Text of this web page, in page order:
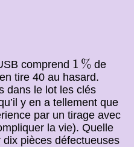
comprend 1 %
1 %de
tire 40 au hasard.
dans le lot les clés
y en a tellement que
par un tirage avec
la vie). Quelle
dix pièces défectueuses